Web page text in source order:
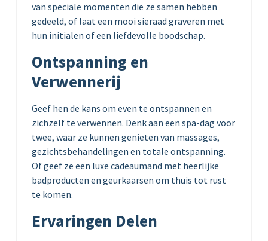
van speciale momenten die ze samen hebben
gedeeld, of laat een mooi sieraad graveren met
hun initialen of een liefdevolle boodschap.
Ontspanning en
Verwennerij
Geef hen de kans om even te ontspannen en
zichzelf te verwennen. Denk aan een spa-dag voor
twee, waar ze kunnen genieten van massages,
gezichtsbehandelingen en totale ontspanning.
Of geef ze een luxe cadeaumand met heerlijke
badproducten en geurkaarsen om thuis tot rust
te komen.
Ervaringen Delen